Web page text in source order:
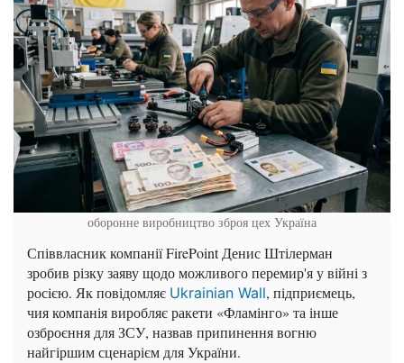
оборонне виробництво зброя цех Україна
Співвласник компанії FirePoint Денис Штілерман
зробив різку заяву щодо можливого перемир'я у війні з
росією. Як повідомляє Ukrainian Wall, підприємець,
чия компанія виробляє ракети «Фламінго» та інше
озброєння для ЗСУ, назвав припинення вогню
найгіршим сценарієм для України.